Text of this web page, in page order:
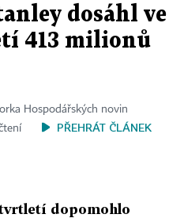
dosáhl ve
413 milionů
Hospodářských novin
PŘEHRÁT ČLÁNEK
dopomohlo